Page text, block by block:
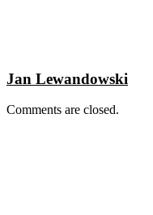
Jan Lewandowski
Comments are closed.